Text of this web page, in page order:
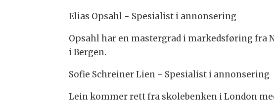
Elias Opsahl - Spesialist i annonsering
Opsahl har en mastergrad i markedsføring
i Bergen.
Sofie Schreiner Lien - Spesialist i annonsering
Lein kommer rett fra skolebenken i London